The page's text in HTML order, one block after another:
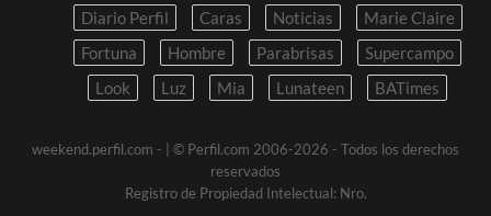
Diario Perfil Caras Noticias
Marie Claire
Fortuna
Hombre Parabrisas
Supercampo
Look
Luz Mia Lunateen BATimes
weekend.perfil.com -
| © Perfil.com 2006-2026 - Todos los derechos
reservados
Registro de Propiedad Intelectual: Nro.